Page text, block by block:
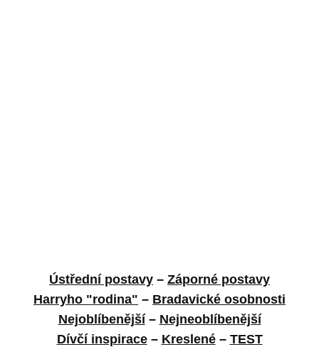
Ústřední postavy – Záporné postavy
Harryho "rodina" – Bradavické osobnosti
Nejoblíbenější– Nejneoblíbenější
Dívčí inspirace– Kreslené– TEST